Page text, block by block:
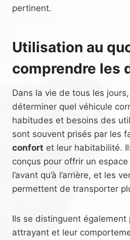
pertinent.
Utilisation au
comprendre les
Dans la vie de tous les
déterminer quel véhicule
habitudes et besoins des
sont souvent prisés par les
confort et leur habitabilité.
conçus pour offrir un
l’avant qu’à l’arrière, et les
permettent de transporter
Ils se distinguent également
attrayant et leur